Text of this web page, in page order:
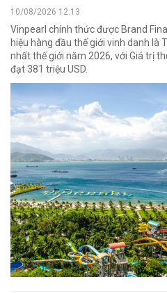
10/08/2026 12:13
Vinpearl chính thức được Brand
hiệu hàng đầu thế giới vinh danh là
nhất thế giới năm 2026, với Giá trị
đạt 381 triệu USD.